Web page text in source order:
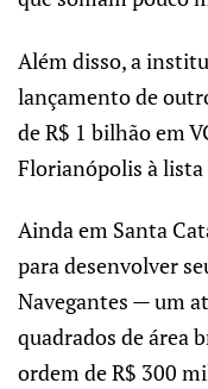
Além disso, a
lançamento de
de R$ 1 bilhão em
Florianópolis à lista
Ainda em Santa
para desenvolver
Navegantes — um
quadrados de área
ordem de R$ 300